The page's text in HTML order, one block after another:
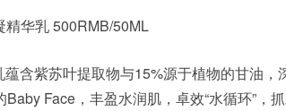
华乳 500RMB/50ML
含紫苏叶提取物与15%源于植物的甘油，
Face，丰盈水润肌，卓效“水循环”，